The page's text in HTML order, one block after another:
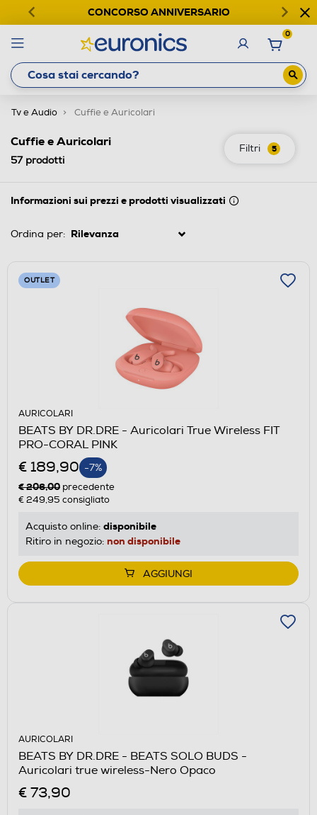
CONCORSO ANNIVERSARIO
0
Tv e Audio Cuffie e Auricolari
Filtri 5
Cuffie e Auricolari
57prodotti
Informazioni sui prezzi e prodotti visualizzati
Ordina per:
OUTLET
AURICOLARI
BEATS BY DR.DRE - Auricolari True Wireless FIT
PRO-CORAL PINK
€ 189,90 -7%
€ 206,00 precedente
€ 249,95 consigliato
Acquisto online: disponibile
Ritiro in negozio: non disponibile
AGGIUNGI
AURICOLARI
BEATS BY DR.DRE - BEATS SOLO BUDS -
Auricolari true wireless-Nero Opaco
€ 73,90